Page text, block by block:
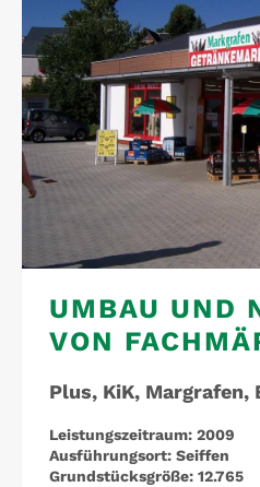
UMBAU UND
VON
Plus, KiK, Margrafen,
Leistungszeitraum: 2009
Ausführungsort: Seiffen
Grundstücksgröße: 12.765